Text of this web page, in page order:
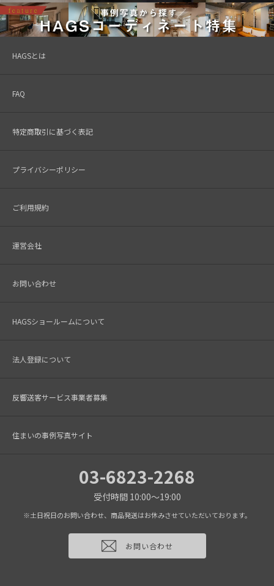
HAGSとは
FAQ
特定商取引に基づく表記
プライバシーポリシー
ご利用規約
運営会社
お問い合わせ
HAGSショールームについて
法人登録について
反響送客サービス事業者募集
住まいの事例写真サイト
03-6823-2268
受付時間 10:00～19:00
※土日祝日のお問い合わせ、商品発送はお休みさせていただいております。
お問い合わせ